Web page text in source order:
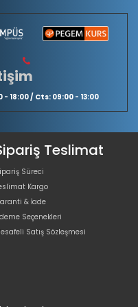
18:00 / Cts: 09:00 - 13:00
Teslimat
Süreci
Kargo
& İade
Seçenekleri
Satış Sözleşmesi